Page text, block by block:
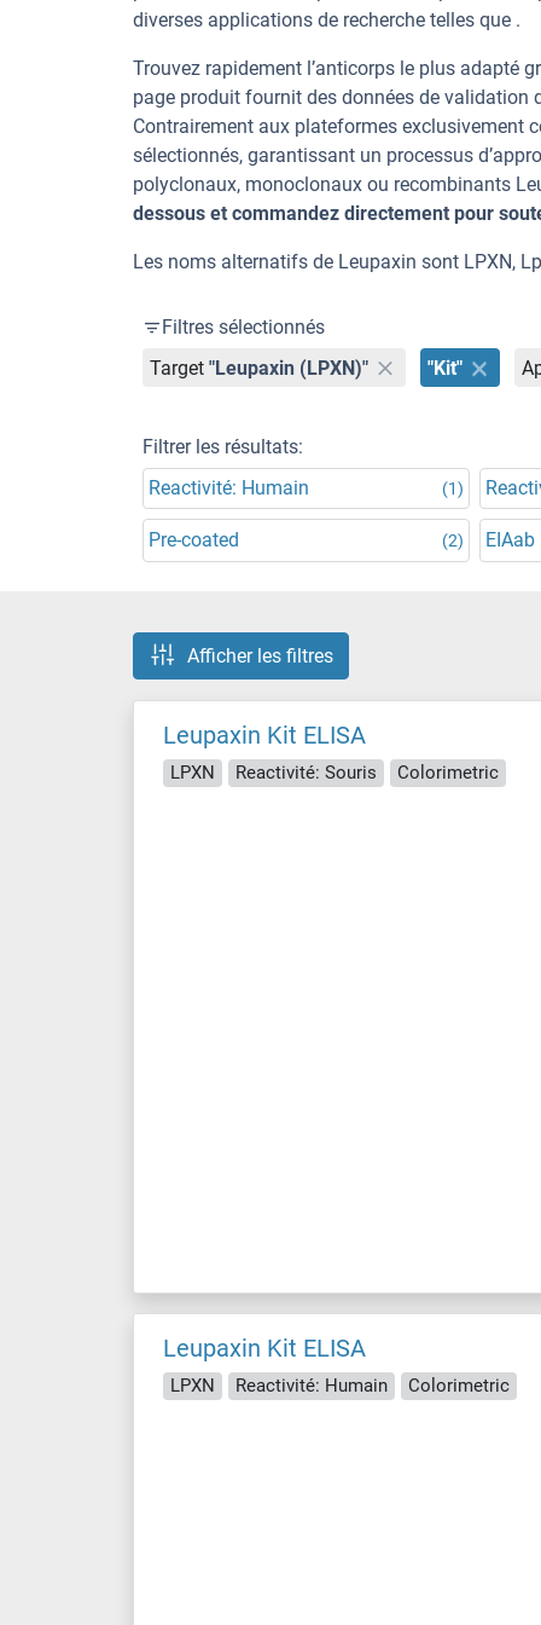
diverses applications de recherche telles que .
Trouvez rapidement l’anticorps le plus adapté
page produit fournit des données de validation
Contrairement aux plateformes exclusivement
sélectionnés, garantissant un processus
polyclonaux, monoclonaux ou recombinants
dessous et commandez directement pour
Les noms alternatifs de Leupaxin sont LPXN,
Filtres sélectionnés
Target "Leupaxin (LPXN)" "Kit"
Filtrer les résultats:
Reactivité: Humain
(1)
Pre-coated (2) EIAab
Afficher les filtres
Leupaxin Kit ELISA
LPXN Reactivité: Souris Colorimetric
Leupaxin Kit ELISA
LPXN Reactivité: Humain Colorimetric